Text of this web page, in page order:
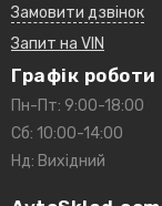
Замовити дзвінок
Запит на VIN
Графік роботи
Пн-Пт: 9:00-18:00
Сб: 10:00-14:00
Нд: Вихідний